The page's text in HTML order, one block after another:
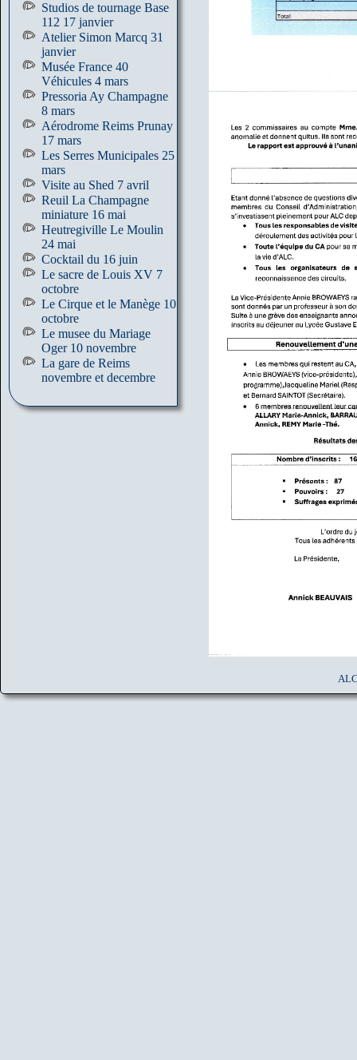
Studios de tournage Base
112 17 janvier
Atelier Simon Marcq 31
janvier
Musée France 40
Véhicules 4 mars
Pressoria Ay Champagne
8 mars
Aérodrome Reims Prunay
17 mars
Les Serres Municipales 25
mars
Visite au Shed 7 avril
Reuil La Champagne
miniature 16 mai
Heutregiville Le Moulin
24 mai
Cocktail du 16 juin
Le sacre de Louis XV 7
octobre
Le Cirque et le Manège 10
octobre
Le musee du Mariage
Oger 10 novembre
La gare de Reims
novembre et decembre